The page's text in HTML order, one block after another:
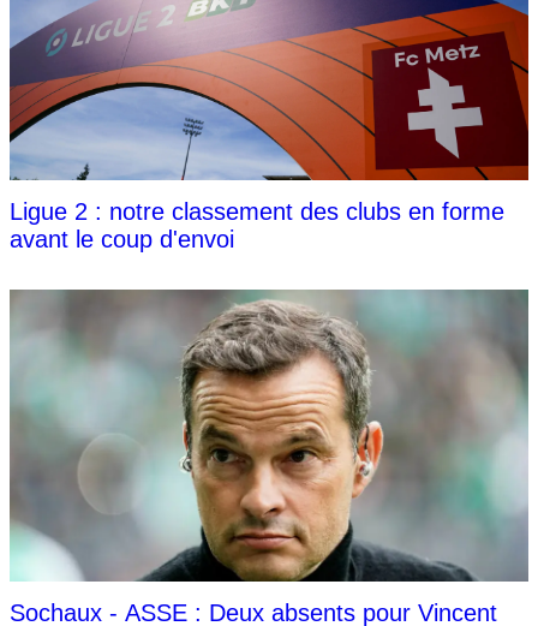
Ligue 2 : notre classement des clubs en forme
avant le coup d'envoi
Sochaux - ASSE : Deux absents pour Vincent